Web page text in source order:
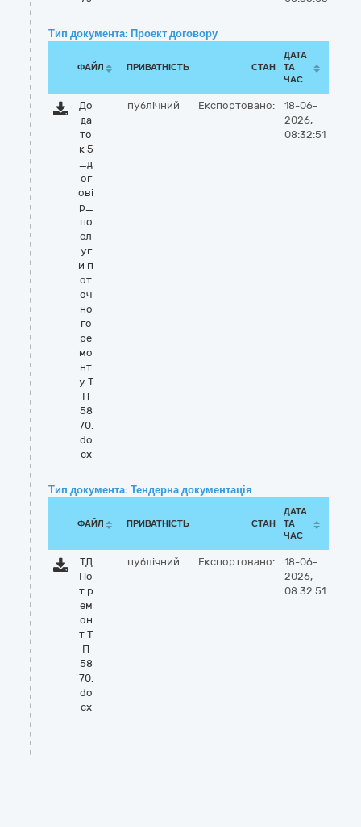
Тип документа: Проект договору
ФАЙЛ ПРИВАТНІСТЬ СТАН
ДАТА
ТА
ЧАС
До
да
то
к 5
_д
ог
ові
р_
по
сл
уг
и п
от
оч
но
го
ре
мо
нт
у Т
П
58
70.
do
cx
публічний Експортовано:
18-06-
2026,
08:32:51
Тип документа: Тендерна документація
ФАЙЛ ПРИВАТНІСТЬ СТАН
ДАТА
ТА
ЧАС
ТД
По
т р
ем
он
т Т
П
58
70.
do
cx
публічний Експортовано:
18-06-
2026,
08:32:51